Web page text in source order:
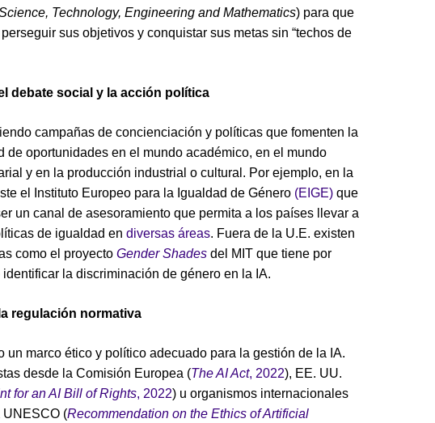
Technology, Engineering and Mathematics) para que
sus objetivos y conquistar sus metas sin “techos de
debate social y la acción política
campañas de concienciación y políticas que fomenten la
de oportunidades en el mundo académico, en el mundo
y en la producción industrial o cultural. Por ejemplo, en la
el Instituto Europeo para la Igualdad de Género (EIGE) que
un canal de asesoramiento que permita a los países llevar a
de igualdad en diversas áreas. Fuera de la U.E. existen
como el proyecto Gender Shades del MIT que tiene por
la discriminación de género en la IA.
regulación normativa
un marco ético y político adecuado para la gestión de la IA.
desde la Comisión Europea (The AI Act, 2022), EE. UU.
for an AI Bill of Rights, 2022) u organismos internacionales
UNESCO (Recommendation on the Ethics of Artificial